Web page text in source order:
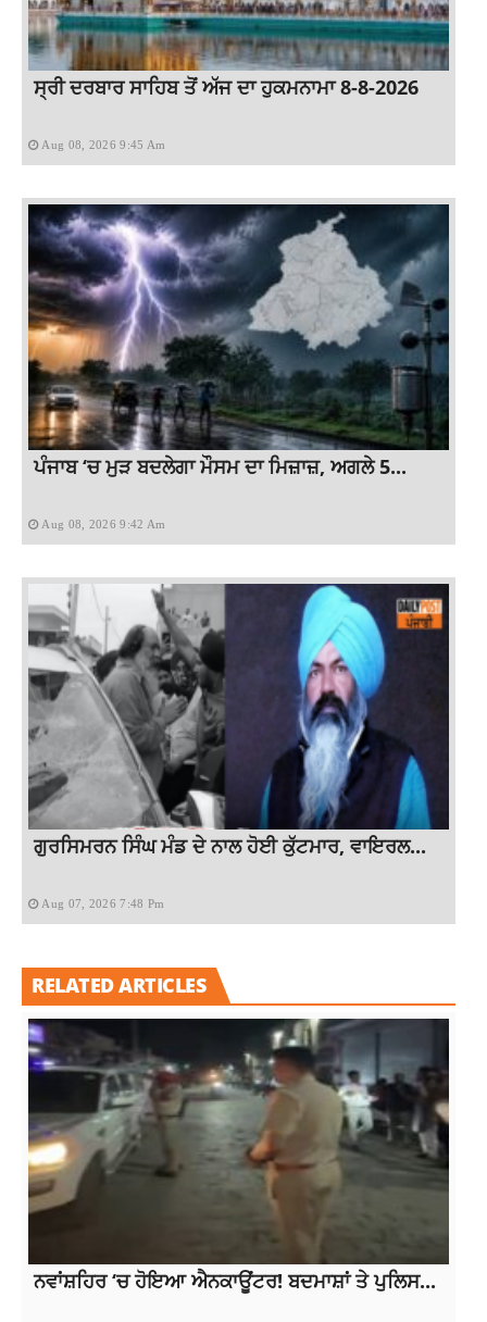
ਸ੍ਰੀ ਦਰਬਾਰ ਸਾਹਿਬ ਤੋਂ ਅੱਜ ਦਾ ਹੁਕਮਨਾਮਾ 8-8-2026
Aug 08, 2026 9:45 Am
ਪੰਜਾਬ ‘ਚ ਮੁੜ ਬਦਲੇਗਾ ਮੌਸਮ ਦਾ ਮਿਜ਼ਾਜ਼, ਅਗਲੇ 5...
Aug 08, 2026 9:42 Am
ਗੁਰਸਿਮਰਨ ਸਿੰਘ ਮੰਡ ਦੇ ਨਾਲ ਹੋਈ ਕੁੱਟਮਾਰ, ਵਾਇਰਲ...
Aug 07, 2026 7:48 Pm
RELATED ARTICLES
ਨਵਾਂਸ਼ਹਿਰ ‘ਚ ਹੋਇਆ ਐਨਕਾਊਂਟਰ! ਬਦਮਾਸ਼ਾਂ ਤੇ ਪੁਲਿਸ...